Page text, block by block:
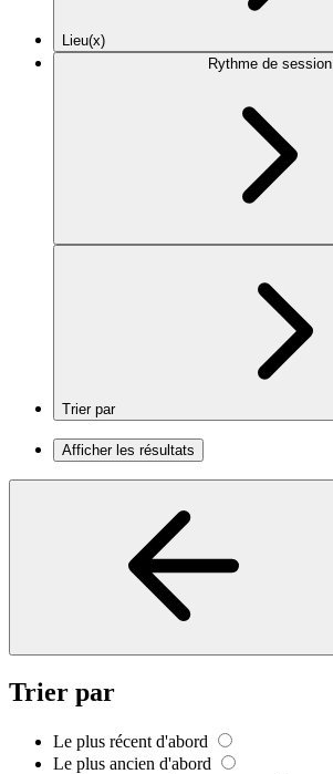
Lieu(x)
Rythme de session
Trier par
Afficher les résultats
Trier par
Le plus récent d'abord
Le plus ancien d'abord